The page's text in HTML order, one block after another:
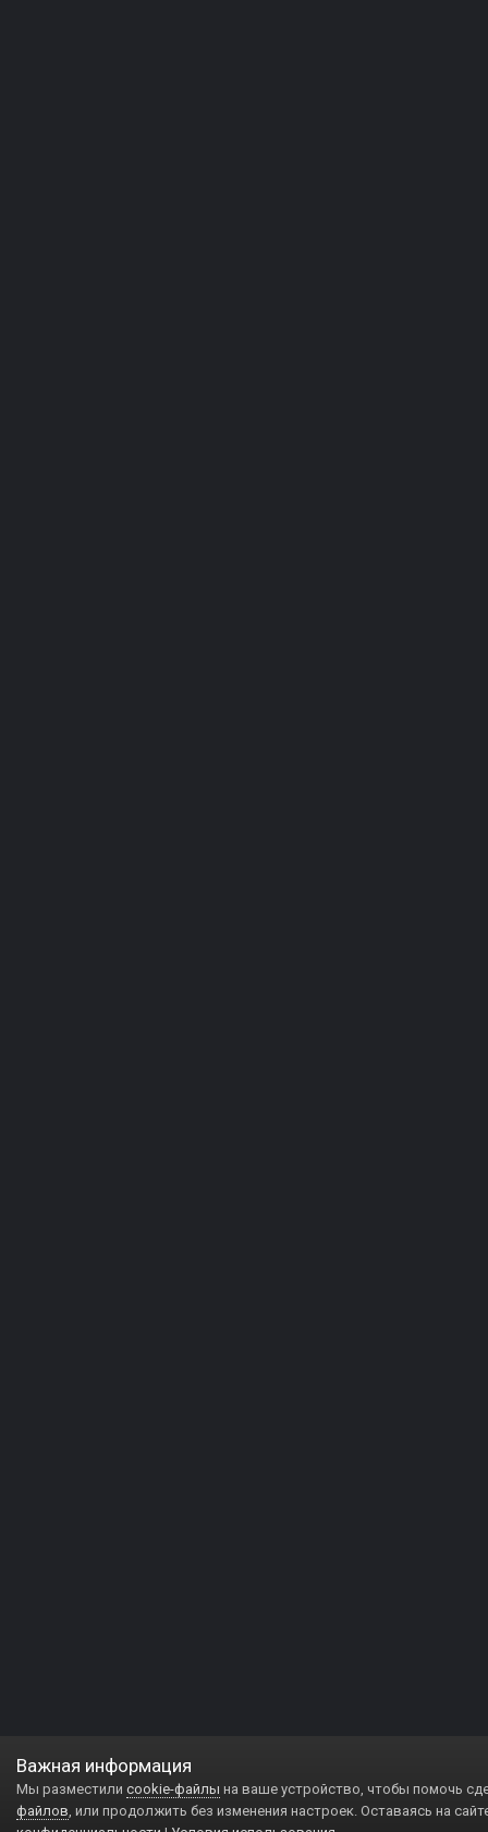
Важная информация
Мы разместили cookie-файлы на ваше устройство, чтобы помочь
файлов, или продолжить без изменения настроек. Оставаясь на